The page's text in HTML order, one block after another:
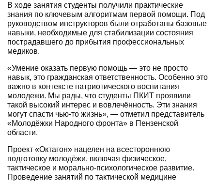
В ходе занятия студенты получили практические
знания по ключевым алгоритмам первой помощи. Под
руководством инструкторов были отработаны базовые
навыки, необходимые для стабилизации состояния
пострадавшего до прибытия профессиональных
медиков.
«Умение оказать первую помощь — это не просто
навык, это гражданская ответственность. Особенно это
важно в контексте патриотического воспитания
молодежи. Мы рады, что студенты ПКИТ проявили
такой высокий интерес и вовлечённость. Эти знания
могут спасти чью-то жизнь», — отметил представитель
«Молодёжки Народного фронта» в Пензенской
области.
Проект «Октагон» нацелен на всестороннюю
подготовку молодёжи, включая физическое,
тактическое и морально-психологическое развитие.
Проведение занятий по тактической медицине